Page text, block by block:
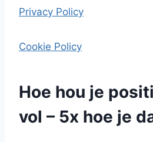
Privacy Policy
Cookie Policy
Hoe hou je
vol – 5x hoe je